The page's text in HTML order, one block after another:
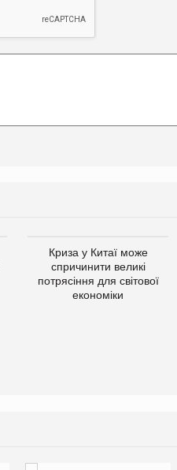
Криза у Китаї може
спричинити великі
потрясіння для світової
економіки